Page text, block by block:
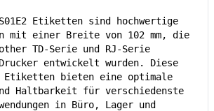
Etiketten sind hochwertige
mit einer Breite von 102 mm, die
TD-Serie und RJ-Serie
entwickelt wurden. Diese
Etiketten bieten eine optimale
Haltbarkeit für verschiedenste
in Büro, Lager und